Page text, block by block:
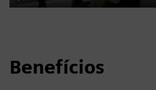
Play
Benefícios